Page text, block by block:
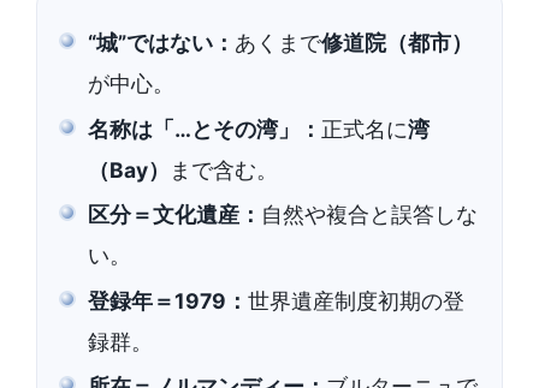
“城”ではない： あくまで修道院（都市）
が中心。
名称は「…とその湾」： 正式名に湾
（Bay）
まで含む。
区分＝文化遺産： 自然や複合と誤答しな
い。
登録年＝1979： 世界遺産制度初期の登
録群。